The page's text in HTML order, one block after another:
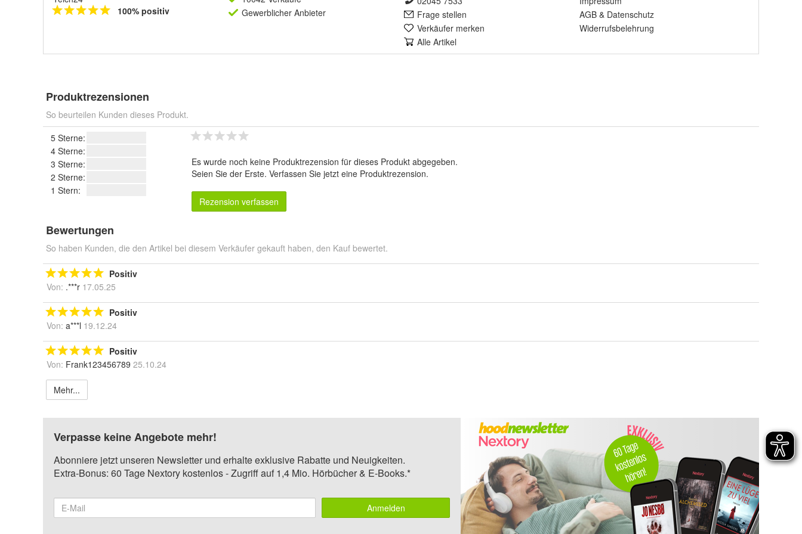
100% positiv
Gewerblicher Anbieter
Frage stellen
Verkäufer merken
Alle Artikel
AGB & Datenschutz
Widerrufsbelehrung
Produktrezensionen
So beurteilen Kunden dieses Produkt.
5 Sterne:
4 Sterne:
3 Sterne:
2 Sterne:
1 Stern:
Es wurde noch keine Produktrezension für dieses Produkt abgegeben.
Seien Sie der Erste. Verfassen Sie jetzt eine Produktrezension.
Rezension verfassen
Bewertungen
So haben Kunden, die den Artikel bei diesem Verkäufer gekauft haben, den Kauf bewertet.
Positiv
Von: .***r 17.05.25
Positiv
Von: a***l 19.12.24
Positiv
Von: Frank123456789 25.10.24
Mehr...
Verpasse keine Angebote mehr!
Abonniere jetzt unseren Newsletter und erhalte exklusive Rabatte und Neuigkeiten.
Extra-Bonus: 60 Tage Nextory kostenlos - Zugriff auf 1,4 Mio. Hörbücher & E-Books.*
Anmelden